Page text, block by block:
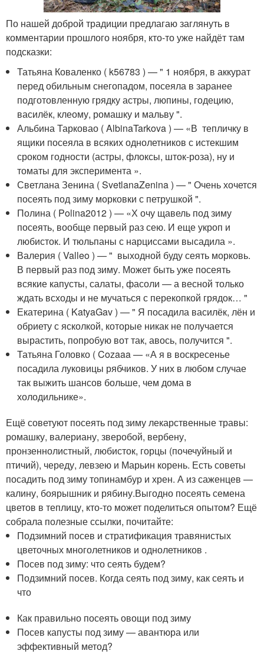
По нашей доброй традиции предлагаю заглянуть в
комментарии прошлого ноября, кто-то уже найдёт там
подсказки:
Татьяна Коваленко ( k56783 ) — " 1 ноября, в аккурат
перед обильным снегопадом, посеяла в заранее
подготовленную грядку астры, люпины, годецию,
василёк, клеому, ромашку и мальву ".
Альбина Тарковао ( AlbinaTarkova ) — «В тепличку в
ящики посеяла в всяких однолетников с истекшим
сроком годности (астры, флоксы, шток-роза), ну и
томаты для эксперимента ».
Светлана Зенина ( SvetlanaZenina ) — " Очень хочется
посеять под зиму морковки с петрушкой ".
Полина ( Polina2012 ) — «Х очу щавель под зиму
посеять, вообще первый раз сею. И еще укроп и
любисток. И тюльпаны с нарциссами высадила ».
Валерия ( Valleo ) — " выходной буду сеять морковь.
В первый раз под зиму. Может быть уже посеять
всякие капусты, салаты, фасоли — а весной только
ждать всходы и не мучаться с перекопкой грядок… "
Екатерина ( KatyaGav ) — " Я посадила василёк, лён и
обриету с ясколкой, которые никак не получается
вырастить, попробую вот так, авось, получится ".
Татьяна Головко ( Cozaaa — «А я в воскресенье
посадила луковицы рябчиков. У них в любом случае
так выжить шансов больше, чем дома в
холодильнике».
Ещё советуют посеять под зиму лекарственные травы:
ромашку, валериану, зверобой, вербену,
пронзеннолистный, любисток, горцы (почечуйный и
птичий), череду, левзею и Марьин корень. Есть советы
посадить под зиму топинамбур и хрен. А из саженцев —
калину, боярышник и рябину.Выгодно посеять семена
цветов в теплицу, кто-то может поделиться опытом? Ещё
собрала полезные ссылки, почитайте:
Подзимний посев и стратификация травянистых
цветочных многолетников и однолетников .
Посев под зиму: что сеять будем?
Подзимний посев. Когда сеять под зиму, как сеять и
что
Как правильно посеять овощи под зиму
Посев капусты под зиму — авантюра или
эффективный метод?